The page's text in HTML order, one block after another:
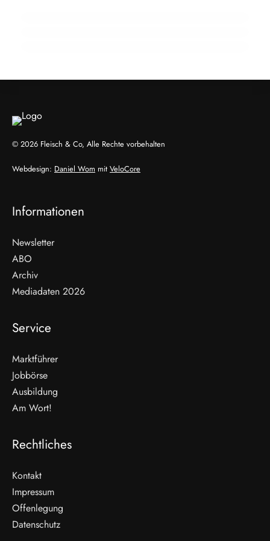
WEITERLESEN
Nicht verpassen
© 2026 Fleisch & Co, Alle Rechte vorbehalten
Webdesign: Daniel Wom mit VeloCore
Informationen
Newsletter
ABO
Archiv
Mediadaten 2026
Service
Marktführer
Jobbörse
Ausbildung
Am Wort!
Rechtliches
Kontakt
Impressum
Offenlegung
Datenschutz